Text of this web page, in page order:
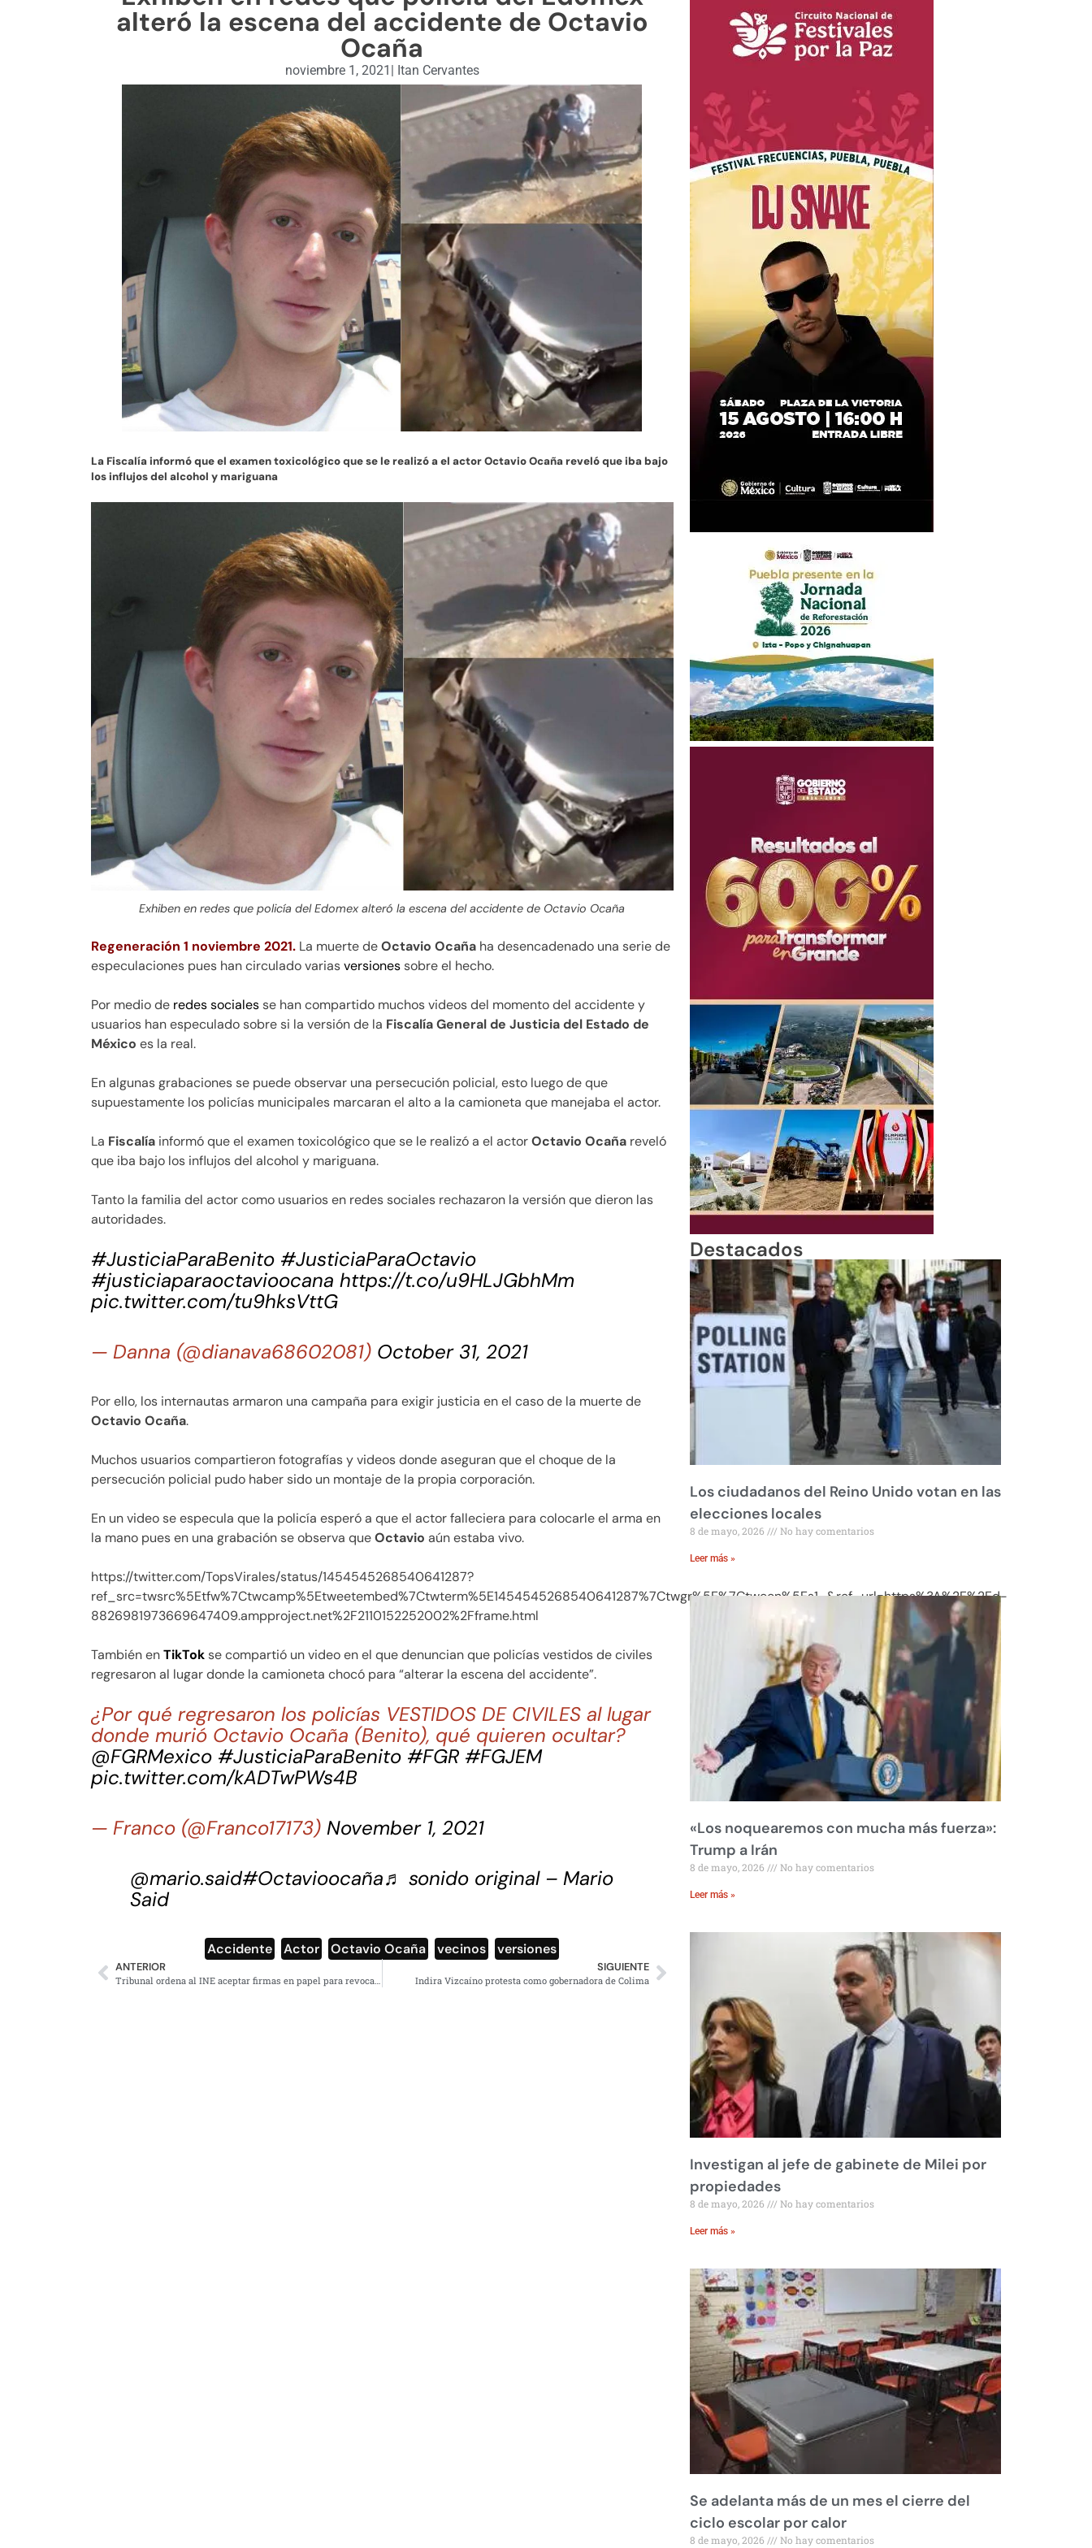
alteró la escena del accidente de Octavio
Ocaña
noviembre 1, 2021 Itan Cervantes
La Fiscalía informó que el examen toxicológico que se le realizó a el actor Octavio Ocaña reveló que iba bajo
los influjos del alcohol y mariguana
Exhiben en redes que policía del Edomex alteró la escena del accidente de Octavio Ocaña
Regeneración 1 noviembre 2021. La muerte deOctavio Ocaña ha desencadenado una serie de
especulaciones pues han circulado variasversionessobre el hecho.
Por medio de redessocialesse han compartido muchos videos del momento del accidente y
usuarios han especulado sobre si la versión de la Fiscalía General de Justicia del Estado de
México es la real.
En algunas grabaciones se puede observar una persecución policial, esto luego de que
supuestamente los policías municipales marcaran el alto a la camioneta que manejaba el actor.
La Fiscalía informó que el examen toxicológico que se le realizó a el actorOctavio Ocaña reveló
que iba bajo los influjos del alcohol y mariguana.
Tanto la familia del actor como usuarios en redes sociales rechazaron la versión que dieron las
autoridades.
#JusticiaParaBenito #JusticiaParaOctavio
#justiciaparaoctavioocana https://t.co/u9HLJGbhMm
pic.twitter.com/tu9hksVttG
— Danna (@dianava68602081) October 31, 2021
Por ello, los internautas armaron una campaña para exigir justicia en el caso de la muerte de
Octavio Ocaña.
Muchos usuarios compartieron fotografías y videos donde aseguran que el choque de la
persecución policial pudo haber sido un montaje de la propia corporación.
En un video se especula que la policía esperó a que el actor falleciera para colocarle el arma en
la mano pues en una grabación se observa queOctavio aún estaba vivo.
https://twitter.com/TopsVirales/status/1454545268540641287?
ref_src=twsrc%5Etfw%7Ctwcamp%5Etweetembed%7Ctwterm%5E1454545268540641287%7Ctwgr%5E%7Ctwcon%5Es1_&ref_url=https%3A%2F%2Fd-
8826981973669647409.ampproject.net%2F2110152252002%2Fframe.html
También enTikTokse compartió un video en el que denuncian que policías vestidos de civiles
regresaron al lugar donde la camioneta chocó para “alterar la escena del accidente”.
¿Por qué regresaron los policías VESTIDOS DE CIVILES al lugar
donde murió Octavio Ocaña (Benito), qué quieren ocultar?
@FGRMexico #JusticiaParaBenito #FGR #FGJEM
pic.twitter.com/kADTwPWs4B
— Franco (@Franco17173) November 1, 2021
@mario.said#Octavioocaña♬ sonido original – Mario
Said
Accidente Actor Octavio Ocaña vecinos versiones
ANTERIOR SIGUIENTE
Indira Vizcaíno protesta como gobernadora de Colima
Destacados
Los ciudadanos del Reino Unido votan en las
elecciones locales
8 de mayo, 2026 No hay comentarios
Leer más »
«Los noquearemos con mucha más fuerza»:
Trump a Irán
8 de mayo, 2026 No hay comentarios
Leer más »
Investigan al jefe de gabinete de Milei por
propiedades
8 de mayo, 2026 No hay comentarios
Leer más »
Se adelanta más de un mes el cierre del
ciclo escolar por calor
8 de mayo, 2026 No hay comentarios